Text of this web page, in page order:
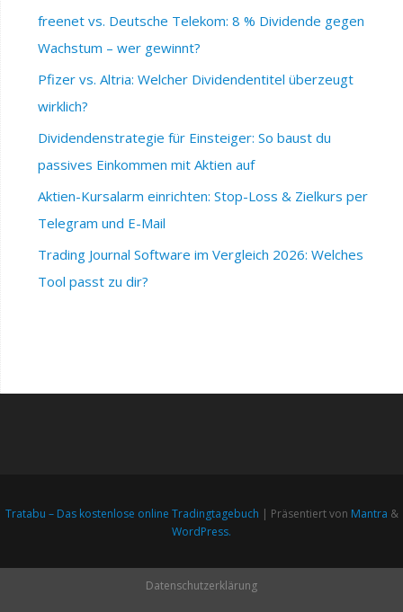
freenet vs. Deutsche Telekom: 8 % Dividende gegen
Wachstum – wer gewinnt?
Pfizer vs. Altria: Welcher Dividendentitel überzeugt
wirklich?
Dividendenstrategie für Einsteiger: So baust du
passives Einkommen mit Aktien auf
Aktien-Kursalarm einrichten: Stop-Loss & Zielkurs per
Telegram und E-Mail
Trading Journal Software im Vergleich 2026: Welches
Tool passt zu dir?
Tratabu – Das kostenlose online Tradingtagebuch | Präsentiert von Mantra &
WordPress.
Datenschutzerklärung